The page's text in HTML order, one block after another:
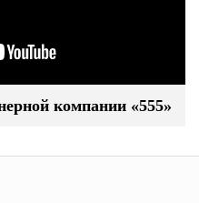
компании «555»